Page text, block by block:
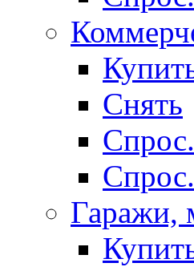
Снять
Гаражи,